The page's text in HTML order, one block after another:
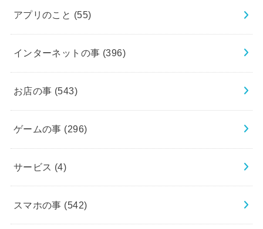
アプリのこと (55)
インターネットの事 (396)
お店の事 (543)
ゲームの事 (296)
サービス (4)
スマホの事 (542)